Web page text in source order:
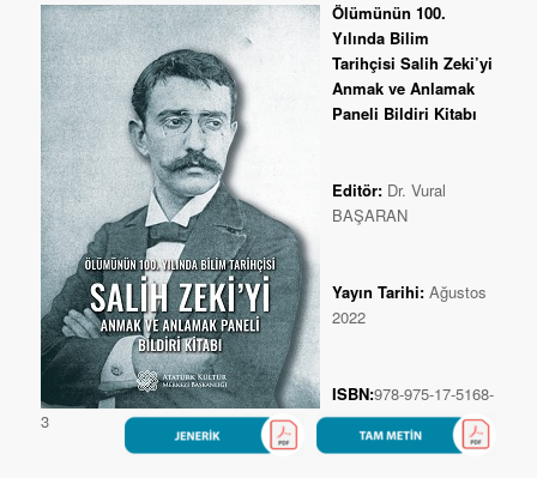
Ölümünün 100.
Yılında Bilim
Tarihçisi Salih Zeki’yi
Anmak ve Anlamak
Paneli Bildiri Kitabı
Editör:Dr. Vural
BAŞARAN
Yayın Tarihi:Ağustos
2022
ISBN:978-975-17-5168-
3